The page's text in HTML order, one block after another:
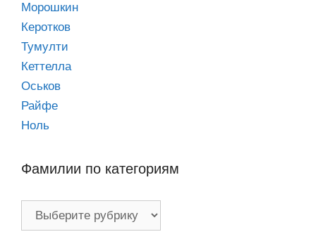
Морошкин
Керотков
Тумулти
Кеттелла
Оськов
Райфе
Ноль
Фамилии по категориям